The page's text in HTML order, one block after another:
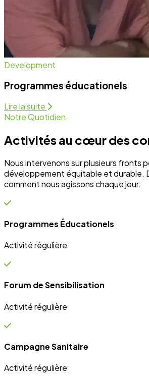
Programmes Éducationels
Activité régulière
Activité régulière
Activité régulière
Ateliers communautaires
Activité régulière